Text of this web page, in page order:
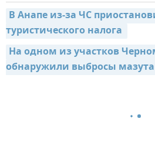
В Анапе из-за ЧС
туристического налога
На одном из участков
обнаружили выбросы мазута